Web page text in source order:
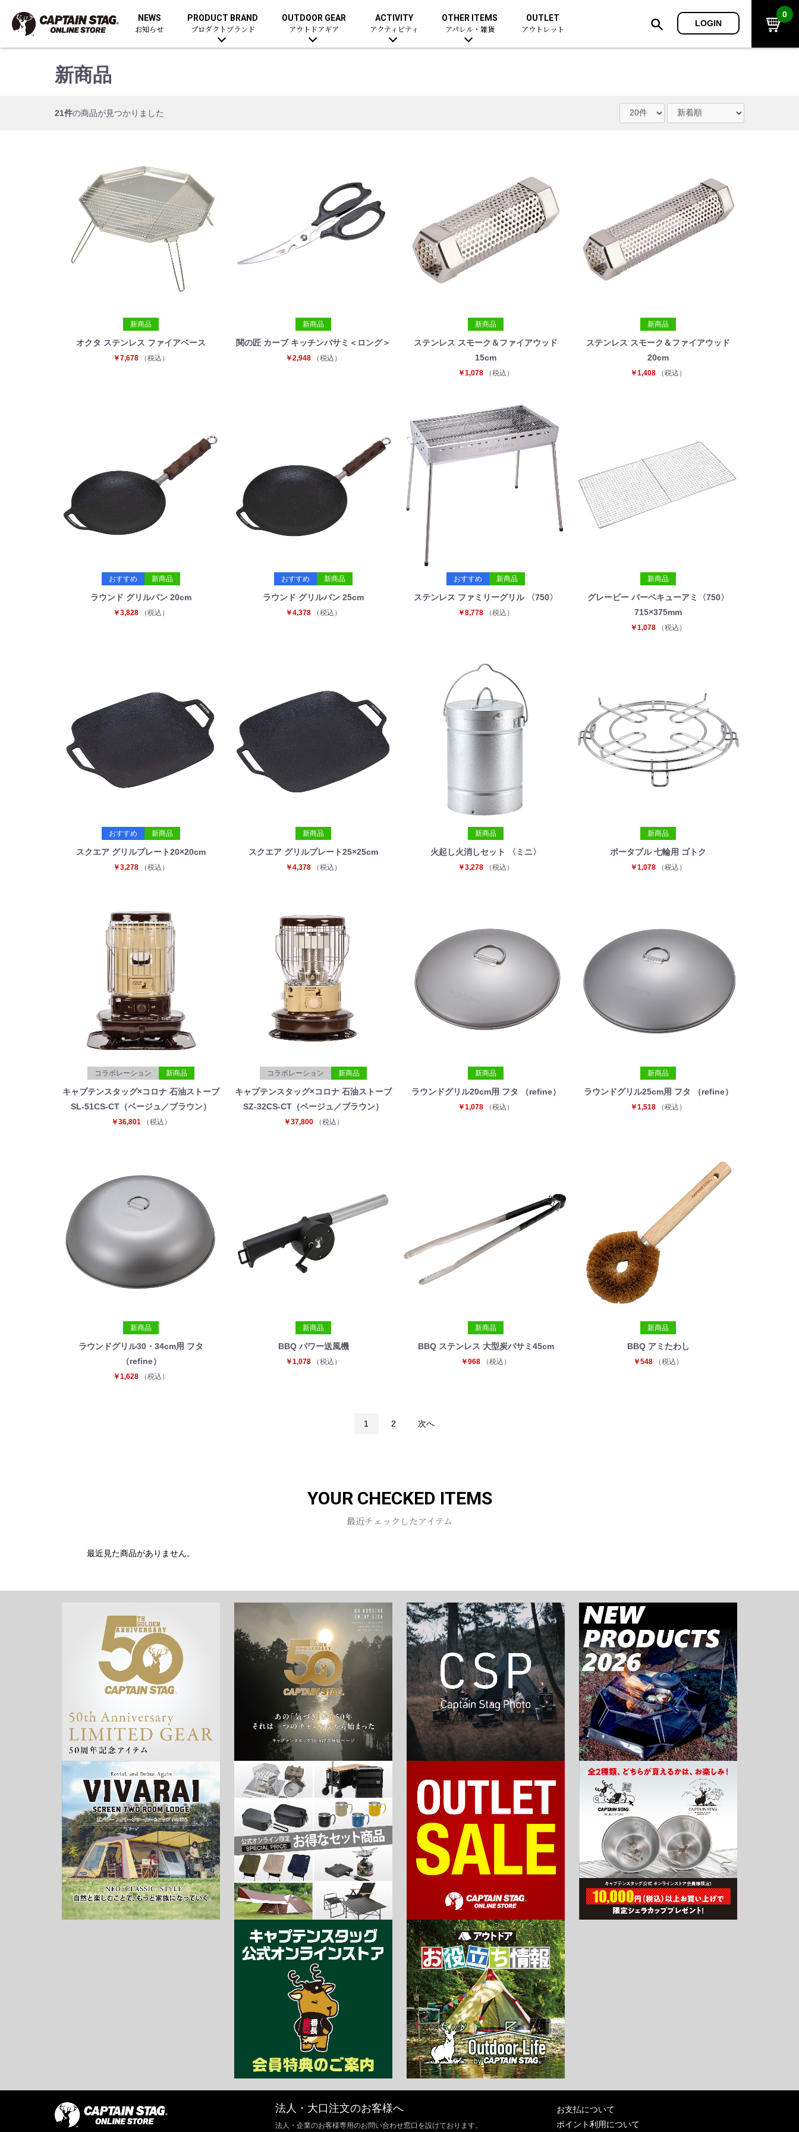
NEWS
お知らせ
PRODUCT BRAND
プロダクトブランド
OUTDOOR GEAR
アウトドアギア
ACTIVITY
アクティビティ
OTHER ITEMS
アパレル・雑貨
OUTLET
アウトレット
LOGIN
0
新商品
21件の商品が見つかりました
新商品
オクタ ステンレス ファイアベース
￥7,678 （税込）
新商品
関の匠 カーブ キッチンバサミ＜ロング＞
￥2,948 （税込）
新商品
ステンレス スモーク＆ファイアウッド
15cm
￥1,078 （税込）
新商品
ステンレス スモーク＆ファイアウッド
20cm
￥1,408 （税込）
おすすめ 新商品
ラウンド グリルパン 20cm
￥3,828 （税込）
おすすめ 新商品
ラウンド グリルパン 25cm
￥4,378 （税込）
おすすめ 新商品
ステンレス ファミリーグリル 〈750〉
￥8,778 （税込）
新商品
グレービー バーベキューアミ〈750〉
715×375mm
￥1,078 （税込）
おすすめ 新商品
スクエア グリルプレート20×20cm
￥3,278 （税込）
新商品
スクエア グリルプレート25×25cm
￥4,378 （税込）
新商品
火起し火消しセット 〈ミニ〉
￥3,278 （税込）
新商品
ポータブル 七輪用 ゴトク
￥1,078 （税込）
コラボレーション 新商品
キャプテンスタッグ×コロナ 石油ストーブ
SL-51CS-CT（ベージュ／ブラウン）
￥36,801 （税込）
コラボレーション 新商品
キャプテンスタッグ×コロナ 石油ストーブ
SZ-32CS-CT（ベージュ／ブラウン）
￥37,800 （税込）
新商品
ラウンドグリル20cm用 フタ （refine）
￥1,078 （税込）
新商品
ラウンドグリル25cm用 フタ （refine）
￥1,518 （税込）
新商品
ラウンドグリル30・34cm用 フタ
（refine）
￥1,628 （税込）
新商品
BBQ パワー送風機
￥1,078 （税込）
新商品
BBQ ステンレス 大型炭バサミ45cm
￥968 （税込）
新商品
BBQ アミたわし
￥548 （税込）
1 2 次へ
YOUR CHECKED ITEMS
最近チェックしたアイテム
最近見た商品がありません。
法人・大口注文のお客様へ
法人・企業のお客様専用のお問い合わせ窓口を設けております。
お支払について
ポイント利用について